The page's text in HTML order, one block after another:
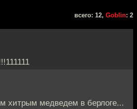
всего: 12, Goblin: 2
хитрым медведем в берлоге...